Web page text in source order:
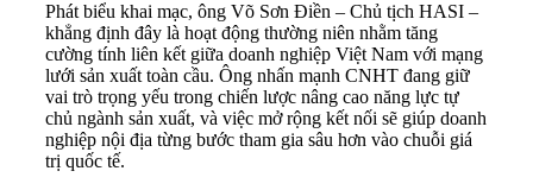
Phát biểu khai mạc, ông Võ Sơn Điền – Chủ tịch HASI –
khẳng định đây là hoạt động thường niên nhằm tăng
cường tính liên kết giữa doanh nghiệp Việt Nam với mạng
lưới sản xuất toàn cầu. Ông nhấn mạnh CNHT đang giữ
vai trò trọng yếu trong chiến lược nâng cao năng lực tự
chủ ngành sản xuất, và việc mở rộng kết nối sẽ giúp doanh
nghiệp nội địa từng bước tham gia sâu hơn vào chuỗi giá
trị quốc tế.